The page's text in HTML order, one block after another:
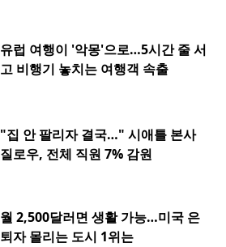
유럽 여행이 '악몽'으로…5시간 줄 서
고 비행기 놓치는 여행객 속출
"집 안 팔리자 결국…" 시애틀 본사
질로우, 전체 직원 7% 감원
월 2,500달러면 생활 가능…미국 은
퇴자 몰리는 도시 1위는